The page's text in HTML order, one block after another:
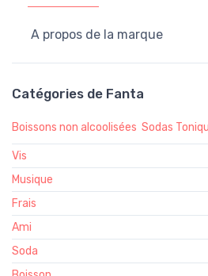
A propos de la marque
Catégories de Fanta
Boissons non alcoolisées Sodas
Vis
Musique
Frais
Ami
Soda